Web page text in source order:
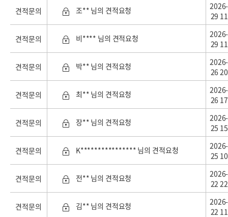
견적문의 조** 님의 견적요청
29
견적문의 비**** 님의 견적요청
29
견적문의 박** 님의 견적요청
26
견적문의 최** 님의 견적요청
26
견적문의 장** 님의 견적요청
25
견적문의 K**************** 님의 견적요청
25
견적문의 전** 님의 견적요청
22
견적문의 김** 님의 견적요청
22